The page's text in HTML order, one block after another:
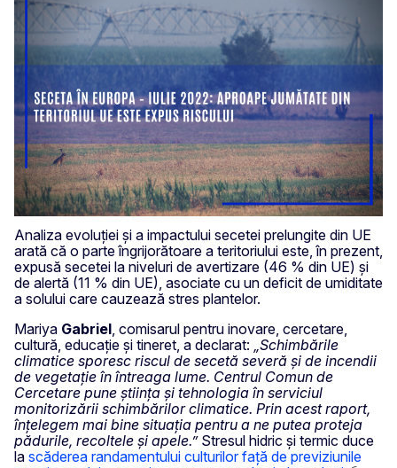
Analiza evoluției și a impactului secetei prelungite din UE
arată că o parte îngrijorătoare a teritoriului este, în prezent,
expusă secetei la niveluri de avertizare (46 % din UE) și
de alertă (11 % din UE), asociate cu un deficit de umiditate
a solului care cauzează stres plantelor.
Mariya Gabriel, comisarul pentru inovare, cercetare,
cultură, educație și tineret, a declarat: „Schimbările
climatice sporesc riscul de secetă severă și de incendii
de vegetație în întreaga lume. Centrul Comun de
Cercetare pune știința și tehnologia în serviciul
monitorizării schimbărilor climatice. Prin acest raport,
înțelegem mai bine situația pentru a ne putea proteja
pădurile, recoltele și apele.” Stresul hidric și termic duce
la scăderea randamentului culturilor față de previziunile